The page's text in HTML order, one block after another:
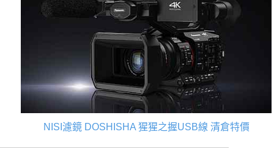
NISI濾鏡 DOSHISHA 猩猩之握USB線 清倉特價